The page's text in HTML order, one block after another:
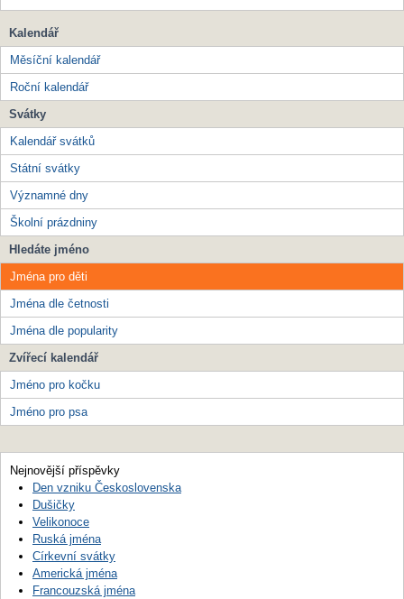
Kalendář
Měsíční kalendář
Roční kalendář
Svátky
Kalendář svátků
Státní svátky
Významné dny
Školní prázdniny
Hledáte jméno
Jména pro děti
Jména dle četnosti
Jména dle popularity
Zvířecí kalendář
Jméno pro kočku
Jméno pro psa
Nejnovější příspěvky
Den vzniku Československa
Dušičky
Velikonoce
Ruská jména
Církevní svátky
Americká jména
Francouzská jména